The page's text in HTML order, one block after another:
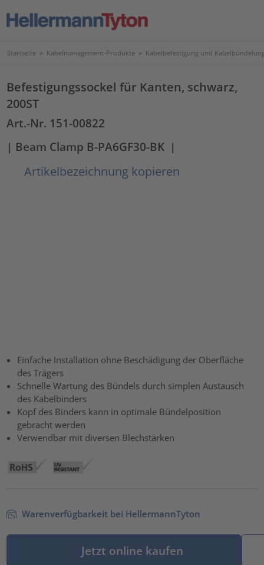
Startseite > Kabelmanagement-Produkte > Kabelbefestigung und
Befestigungssockel für Kanten, schwarz,
200ST
Art.-Nr. 151-00822
| Beam Clamp B-PA6GF30-BK |
Artikelbezeichnung kopieren
Einfache Installation ohne Beschädigung der Oberfläche
des Trägers
Schnelle Wartung des Bündels durch simplen Austausch
des Kabelbinders
Kopf des Binders kann in optimale Bündelposition
gebracht werden
Verwendbar mit diversen Blechstärken
Warenverfügbarkeit bei HellermannTyton
Jetzt online kaufen